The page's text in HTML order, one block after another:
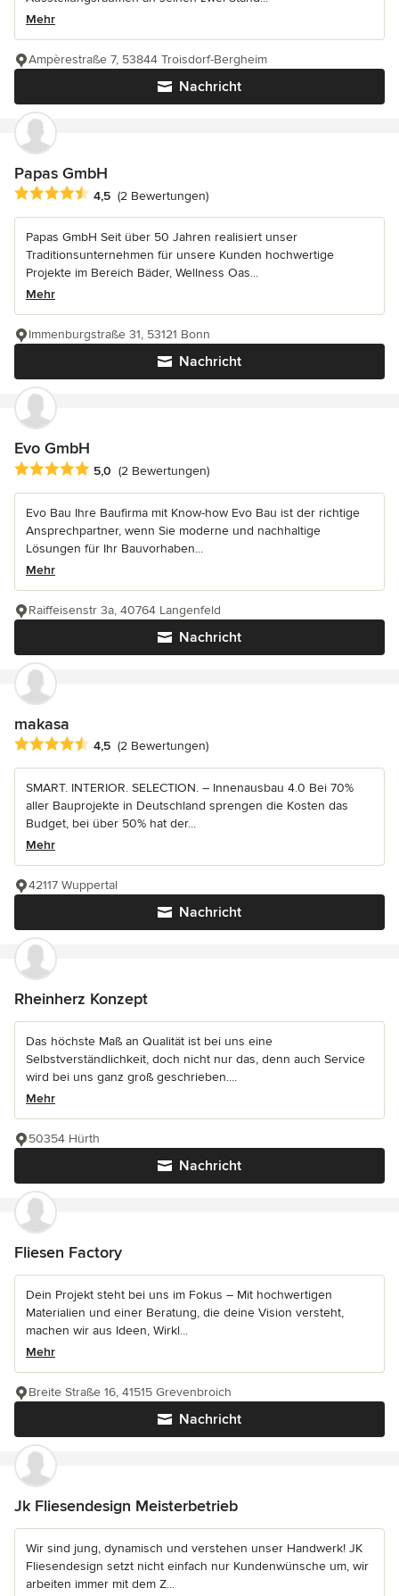
Mehr
Nachricht
Ampèrestraße 7, 53844 Troisdorf-Bergheim
Papas GmbH
Durchschnittliche Bewertung: 4.5 von 5 Sternen
4,5 (2 Bewertungen)
Papas GmbH Seit über 50 Jahren realisiert unser
Traditionsunternehmen für unsere Kunden hochwertige
Projekte im Bereich Bäder, Wellness Oas...
Mehr
Nachricht
Immenburgstraße 31, 53121 Bonn
Evo GmbH
Durchschnittliche Bewertung: 5 von 5 Sternen
5,0 (2 Bewertungen)
Evo Bau Ihre Baufirma mit Know-how Evo Bau ist der richtige
Ansprechpartner, wenn Sie moderne und nachhaltige
Lösungen für Ihr Bauvorhaben...
Mehr
Nachricht
Raiffeisenstr 3a, 40764 Langenfeld
makasa
Durchschnittliche Bewertung: 4.5 von 5 Sternen
4,5 (2 Bewertungen)
SMART. INTERIOR. SELECTION. – Innenausbau 4.0 Bei 70%
aller Bauprojekte in Deutschland sprengen die Kosten das
Budget, bei über 50% hat der...
Mehr
Nachricht
42117 Wuppertal
Rheinherz Konzept
Das höchste Maß an Qualität ist bei uns eine
Selbstverständlichkeit, doch nicht nur das, denn auch Service
wird bei uns ganz groß geschrieben....
Mehr
Nachricht
50354 Hürth
Fliesen Factory
Dein Projekt steht bei uns im Fokus – Mit hochwertigen
Materialien und einer Beratung, die deine Vision versteht,
machen wir aus Ideen, Wirkl...
Mehr
Nachricht
Breite Straße 16, 41515 Grevenbroich
Jk Fliesendesign Meisterbetrieb
Wir sind jung, dynamisch und verstehen unser Handwerk! JK
Fliesendesign setzt nicht einfach nur Kundenwünsche um, wir
arbeiten immer mit dem Z...